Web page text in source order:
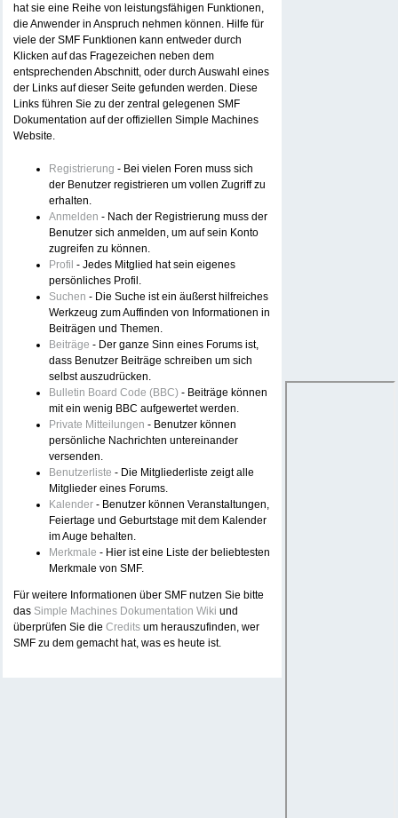
hat sie eine Reihe von leistungsfähigen Funktionen,
die Anwender in Anspruch nehmen können. Hilfe für
viele der SMF Funktionen kann entweder durch
Klicken auf das Fragezeichen neben dem
entsprechenden Abschnitt, oder durch Auswahl eines
der Links auf dieser Seite gefunden werden. Diese
Links führen Sie zu der zentral gelegenen SMF
Dokumentation auf der offiziellen Simple Machines
Website.
Registrierung - Bei vielen Foren muss sich
der Benutzer registrieren um vollen Zugriff zu
erhalten.
Anmelden - Nach der Registrierung muss der
Benutzer sich anmelden, um auf sein Konto
zugreifen zu können.
Profil - Jedes Mitglied hat sein eigenes
persönliches Profil.
Suchen - Die Suche ist ein äußerst hilfreiches
Werkzeug zum Auffinden von Informationen in
Beiträgen und Themen.
Beiträge - Der ganze Sinn eines Forums ist,
dass Benutzer Beiträge schreiben um sich
selbst auszudrücken.
Bulletin Board Code (BBC) - Beiträge können
mit ein wenig BBC aufgewertet werden.
Private Mitteilungen - Benutzer können
persönliche Nachrichten untereinander
versenden.
Benutzerliste - Die Mitgliederliste zeigt alle
Mitglieder eines Forums.
Kalender - Benutzer können Veranstaltungen,
Feiertage und Geburtstage mit dem Kalender
im Auge behalten.
Merkmale - Hier ist eine Liste der beliebtesten
Merkmale von SMF.
Für weitere Informationen über SMF nutzen Sie bitte
das Simple Machines Dokumentation Wiki und
überprüfen Sie dieCredits um herauszufinden, wer
SMF zu dem gemacht hat, was es heute ist.